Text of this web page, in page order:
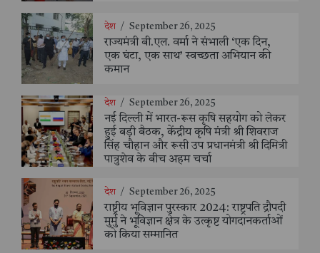
देश / September 26, 2025
राज्यमंत्री बी.एल. वर्मा ने संभाली ‘एक दिन,
एक घंटा, एक साथ’ स्वच्छता अभियान की
कमान
देश / September 26, 2025
नई दिल्ली में भारत-रूस कृषि सहयोग को लेकर
हुई बड़ी बैठक, केंद्रीय कृषि मंत्री श्री शिवराज
सिंह चौहान और रूसी उप प्रधानमंत्री श्री दिमित्री
पात्रुशेव के बीच अहम चर्चा
देश / September 26, 2025
राष्ट्रीय भूविज्ञान पुरस्कार 2024: राष्ट्रपति द्रौपदी
मुर्मु ने भूविज्ञान क्षेत्र के उत्कृष्ट योगदानकर्ताओं
को किया सम्मानित